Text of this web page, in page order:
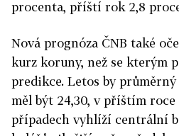
procenta, příští rok 2,8
Nová prognóza ČNB také
kurz koruny, než se kterým
predikce. Letos by
měl být 24,30, v příštím roce
případech vyhlíží centrální